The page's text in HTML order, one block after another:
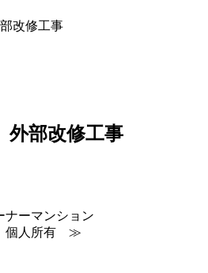
改修工事
部改修工事
ナーマンション
個人所有 ≫